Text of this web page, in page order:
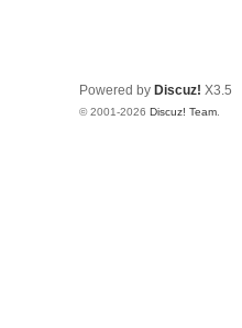
Powered by Discuz! X3.5
© 2001-2026 Discuz! Team